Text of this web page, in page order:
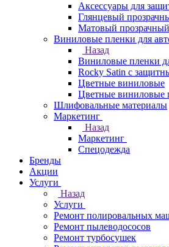
Аксессуары для
Глянцевый
Матовый
Виниловые пленки для
Назад
Виниловые пленки
Rocky Satin с
Цветные виниловые
Цветные виниловые
Шлифовальные материалы
Маркетинг
Назад
Маркетинг
Спецодежда
Бренды
Акции
Услуги
Назад
Услуги
Ремонт полировальных
Ремонт пылеводососов
Ремонт турбосушек